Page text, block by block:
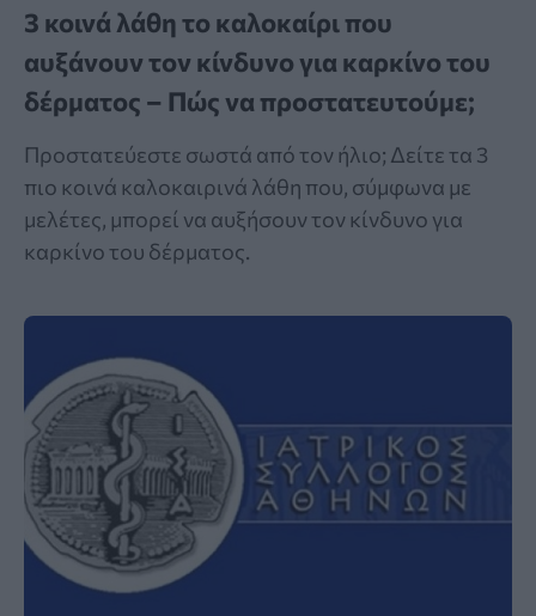
3 κοινά λάθη το καλοκαίρι που
αυξάνουν τον κίνδυνο για καρκίνο του
δέρματος – Πώς να προστατευτούμε;
Προστατεύεστε σωστά από τον ήλιο; Δείτε τα 3
πιο κοινά καλοκαιρινά λάθη που, σύμφωνα με
μελέτες, μπορεί να αυξήσουν τον κίνδυνο για
καρκίνο του δέρματος.